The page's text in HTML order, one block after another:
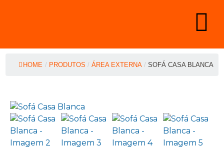
HOME / PRODUTOS / ÁREA EXTERNA / SOFÁ CASA BLANCA